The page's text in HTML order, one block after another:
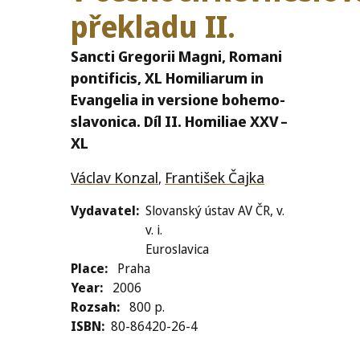
překladu II.
Sancti Gregorii Magni, Romani
pontificis, XL Homiliarum in
Evangelia in versione bohemo-
slavonica. Díl II. Homiliae XXV–
XL
Václav Konzal, František Čajka
Vydavatel Slovanský ústav AV ČR, v.
v. i.
Euroslavica
Place
Praha
Year
2006
Rozsah
800 p.
ISBN 80-86420-26-4